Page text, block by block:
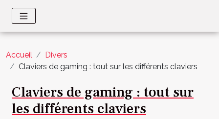
Accueil
Divers
Claviers de gaming : tout sur les différents claviers
Claviers de gaming : tout sur
les différents claviers